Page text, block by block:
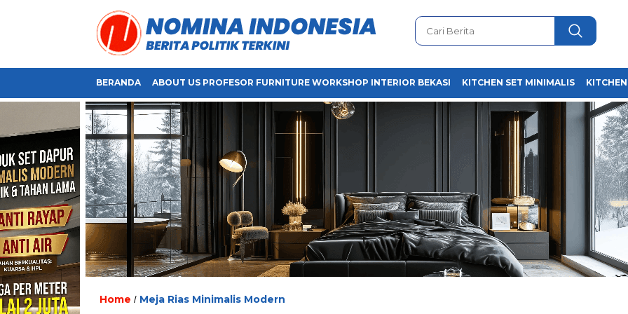
BERANDA ABOUT US PROFESOR FURNITURE WORKSHOP INTERIOR BEKASI KITCHEN SET MINIMALIS
Home / Meja Rias Minimalis Modern